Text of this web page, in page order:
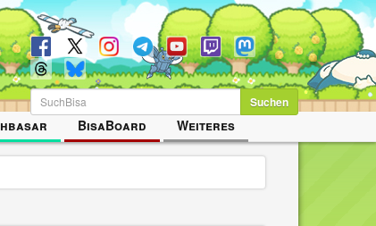
BisaBoard Weiteres
Suchen